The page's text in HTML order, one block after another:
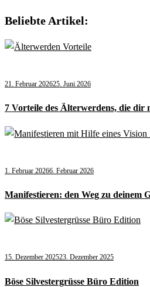
Beliebte Artikel:
21. Februar 202625. Juni 2026
7 Vorteile des Älterwerdens, die dir
1. Februar 20266. Februar 2026
Manifestieren: den Weg zu deinem
15. Dezember 202523. Dezember 2025
Böse Silvestergrüsse Büro Edition